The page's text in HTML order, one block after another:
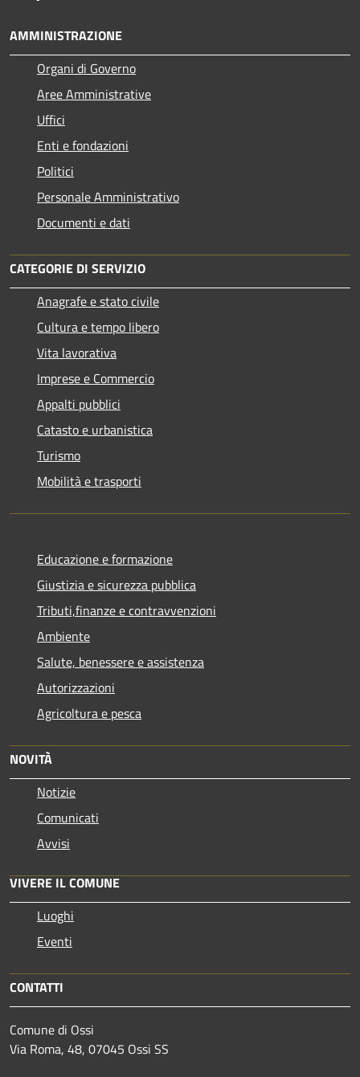
AMMINISTRAZIONE
Organi di Governo
Aree Amministrative
Uffici
Enti e fondazioni
Politici
Personale Amministrativo
Documenti e dati
CATEGORIE DI SERVIZIO
Anagrafe e stato civile
Cultura e tempo libero
Vita lavorativa
Imprese e Commercio
Appalti pubblici
Catasto e urbanistica
Turismo
Mobilità e trasporti
Educazione e formazione
Giustizia e sicurezza pubblica
Tributi,finanze e contravvenzioni
Ambiente
Salute, benessere e assistenza
Autorizzazioni
Agricoltura e pesca
NOVITÀ
Notizie
Comunicati
Avvisi
VIVERE IL COMUNE
Luoghi
Eventi
CONTATTI
Comune di Ossi
Via Roma, 48, 07045 Ossi SS